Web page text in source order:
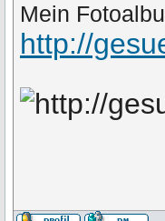
Mein
http://